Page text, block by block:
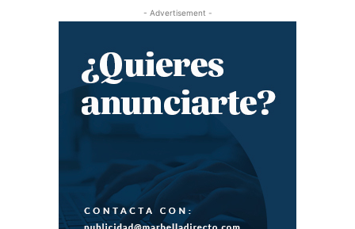
- Advertisement -